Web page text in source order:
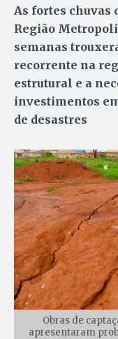
As fortes
Região
semanas
recorrente na
estrutural e a
investimentos
de desastres
Obras de
apresentaram